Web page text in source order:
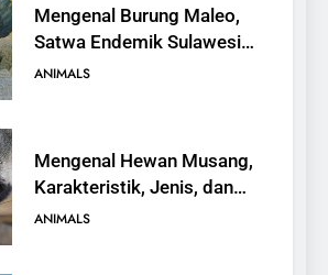
Mengenal Burung Maleo,
Satwa Endemik Sulawesi
yang Terancam Punah
ANIMALS
Mengenal Hewan Musang,
Karakteristik, Jenis, dan
Peran dalam Ekosistem
ANIMALS